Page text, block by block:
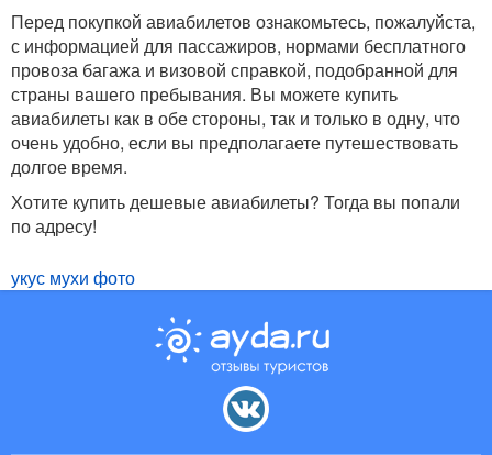
Перед покупкой авиабилетов ознакомьтесь, пожалуйста,
с информацией для пассажиров, нормами бесплатного
провоза багажа и визовой справкой, подобранной для
страны вашего пребывания. Вы можете купить
авиабилеты как в обе стороны, так и только в одну, что
очень удобно, если вы предполагаете путешествовать
долгое время.
Хотите купить дешевые авиабилеты? Тогда вы попали
по адресу!
укус мухи фото